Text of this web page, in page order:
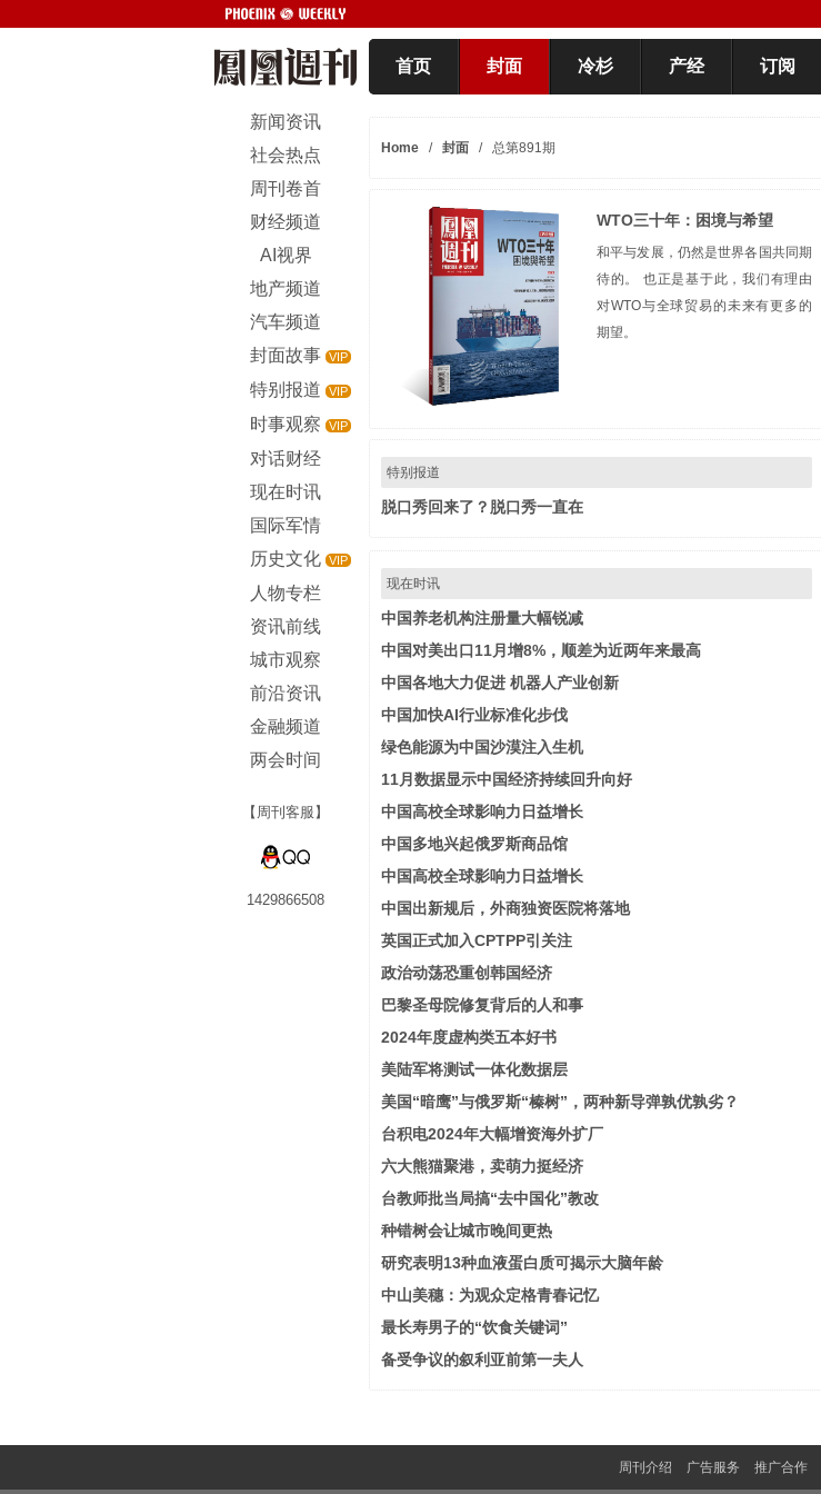
首页 封面 冷杉 产经 订阅
新闻资讯
社会热点
周刊卷首
财经频道
AI视界
地产频道
汽车频道
封面故事 VIP
特别报道 VIP
时事观察 VIP
对话财经
现在时讯
国际军情
历史文化 VIP
人物专栏
资讯前线
城市观察
前沿资讯
金融频道
两会时间
【周刊客服】
1429866508
Home / 封面 / 总第891期
WTO三十年：困境与希望
和平与发展，仍然是世界各国共同期
待的。 也正是基于此，我们有理由
对WTO与全球贸易的未来有更多的
期望。
特别报道
脱口秀回来了？脱口秀一直在
现在时讯
中国养老机构注册量大幅锐减
中国对美出口11月增8%，顺差为近两年来最高
中国各地大力促进 机器人产业创新
中国加快AI行业标准化步伐
绿色能源为中国沙漠注入生机
11月数据显示中国经济持续回升向好
中国高校全球影响力日益增长
中国多地兴起俄罗斯商品馆
中国高校全球影响力日益增长
中国出新规后，外商独资医院将落地
英国正式加入CPTPP引关注
政治动荡恐重创韩国经济
巴黎圣母院修复背后的人和事
2024年度虚构类五本好书
美陆军将测试一体化数据层
美国“暗鹰”与俄罗斯“榛树”，两种新导弹孰优孰劣？
台积电2024年大幅增资海外扩厂
六大熊猫聚港，卖萌力挺经济
台教师批当局搞“去中国化”教改
种错树会让城市晚间更热
研究表明13种血液蛋白质可揭示大脑年龄
中山美穗：为观众定格青春记忆
最长寿男子的“饮食关键词”
备受争议的叙利亚前第一夫人
周刊介绍 广告服务 推广合作